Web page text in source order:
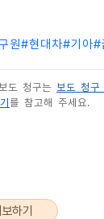
원#현대차#기아#
도 청구는 보도 청구
를 참고해 주세요.
하기